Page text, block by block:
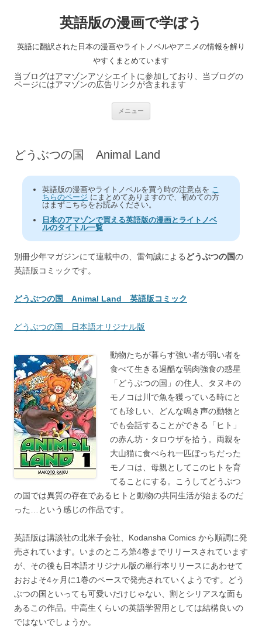
英語版の漫画で学ぼう
英語に翻訳された日本の漫画やライトノベルやアニメの情報を解り
やすくまとめています
当ブログはアマゾンアソシエイトに参加しており、当ブログの
ページにはアマゾンの広告リンクが含まれます
メニュー
ス
どうぶつの国 Animal Land
英語版の漫画やライトノベルを買う時の注意点を こ
ちらのページ にまとめてありますので、初めての方
はまずこちらをお読みください。
日本のアマゾンで買える英語版の漫画とライトノベ
ルのタイトル一覧
別冊少年マガジンにて連載中の、雷句誠による どうぶつの国の
英語版コミックです。
どうぶつの国 Animal Land 英語版コミック
どうぶつの国 日本語オリジナル版
動物たちが暮らす強い者が弱い者を
食べて生きる過酷な弱肉強食の惑星
「どうぶつの国」の住人、タヌキの
モノコは川で魚を獲っている時にと
ても珍しい、どんな鳴き声の動物と
でも会話することができる「ヒト」
の赤ん坊・タロウザを拾う。両親を
大山猫に食べられ一匹ぼっちだった
モノコは、母親としてこのヒトを育
てることにする。こうしてどうぶつ
の国では異質の存在であるヒトと動物の共同生活が始まるのだ
った…という感じの作品です。
英語版は講談社の北米子会社、Kodansha Comics から順調に発
売されています。いまのところ第4巻までリリースされています
が、その後も日本語オリジナル版の単行本リリースにあわせて
おおよそ4ヶ月に1巻のペースで発売されていくようです。どう
ぶつの国といっても可愛いだけじゃない、割とシリアスな面も
あるこの作品。中高生くらいの英語学習用としては結構良いの
ではないでしょうか。